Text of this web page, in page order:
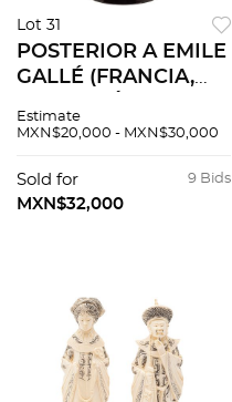
Lot 31
POSTERIOR A EMILE
GALLÉ (FRANCIA,
PAISAJE
LOS VOSGOS
FRANCIA, S XX En
Estimate
MXN$20,000 - MXN$30,000
9 Bids
Sold for
MXN$32,000